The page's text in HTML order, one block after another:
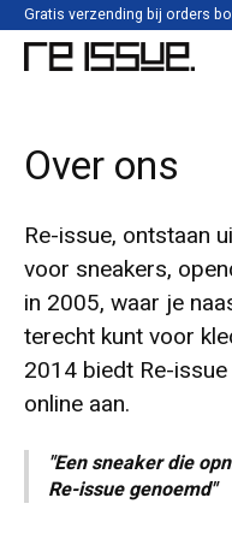
Gratis verzending bij orders
Over ons
Re-issue, ontstaan
voor sneakers,
in 2005, waar je
terecht kunt voor
2014 biedt Re-
online aan.
"Een sneaker die
Re-issue genoemd"